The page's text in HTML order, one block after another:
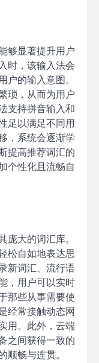
够显著提升用户
时，该输入法会
的输入意图。
琐，从而为用户
支持拼音输入和
足以满足不同用
，系统会逐渐学
提高推荐词汇的
个性化且流畅自
大的词汇库。
松自如地表达思
新词汇、流行语
，用户可以实时
那些从事需要使
经常接触动态网
用。此外，云端
之间获得一致的
畅与连贯。